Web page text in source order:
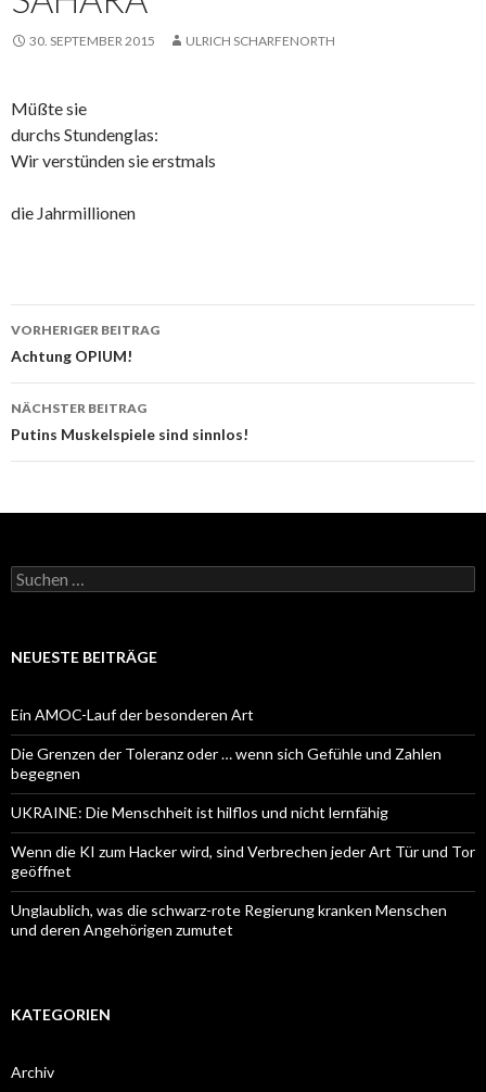
30. SEPTEMBER 2015 ULRICH SCHARFENORTH
Müßte sie
durchs Stundenglas:
Wir verstünden sie erstmals
die Jahrmillionen
Beitrags-
Navigation
VORHERIGER BEITRAG
Achtung OPIUM!
NÄCHSTER BEITRAG
Putins Muskelspiele sind sinnlos!
Suchen
nach:
NEUESTE BEITRÄGE
Ein AMOC-Lauf der besonderen Art
Die Grenzen der Toleranz oder … wenn sich Gefühle und Zahlen
begegnen
UKRAINE: Die Menschheit ist hilflos und nicht lernfähig
Wenn die KI zum Hacker wird, sind Verbrechen jeder Art Tür und Tor
geöffnet
Unglaublich, was die schwarz-rote Regierung kranken Menschen
und deren Angehörigen zumutet
KATEGORIEN
Archiv